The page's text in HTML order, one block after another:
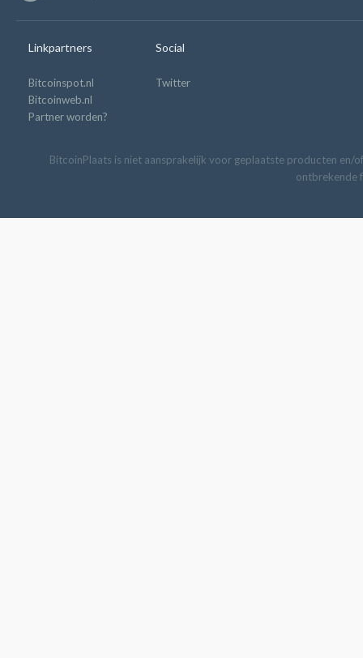
Linkpartners
Bitcoinspot.nl
Bitcoinweb.nl
Partner worden?
Social
Twitter
BitcoinPlaats is niet aansprakelijk voor geplaatste producten
ontbrekende